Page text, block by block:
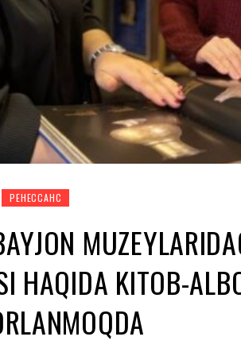
РЕНЕССАНС
HAQIDA KITOB-